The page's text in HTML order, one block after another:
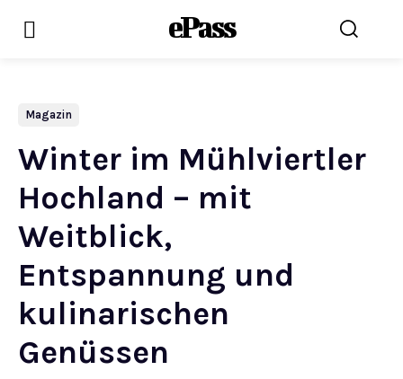
ePass
Magazin
Winter im Mühlviertler
Hochland – mit
Weitblick,
Entspannung und
kulinarischen
Genüssen